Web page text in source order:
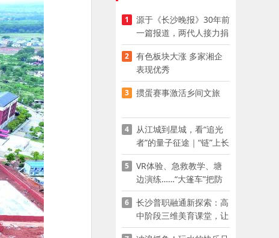
1
源于《长沙晚报》30年前
一篇报道，两代人接力捐
资助学
2
有色板块大涨 多家湘企
表现优秀
3 掼蛋赛事激活乡间文旅
4
从江城到星城，看“追光
者”的量子征途｜“链”上长
沙 “才”够硬核
5
VR体验、急救教学、塘
边演练……“大篷车”把防
溺水课堂搬到乡村青少年
家门口
6
长沙普职融通新探索：高
中阶段三维美育课堂，让
少年向美而生